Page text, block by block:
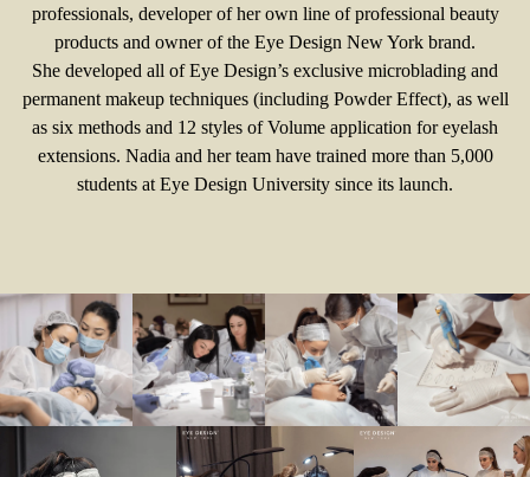
professionals, developer of her own line of professional beauty
products and owner of the Eye Design New York brand.
She developed all of Eye Design’s exclusive microblading and
permanent makeup techniques (including Powder Effect), as well
as six methods and 12 styles of Volume application for eyelash
extensions. Nadia and her team have trained more than 5,000
students at Eye Design University since its launch.